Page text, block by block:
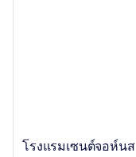
โรงแรม
โรงแรมเซนต์จอห์นส